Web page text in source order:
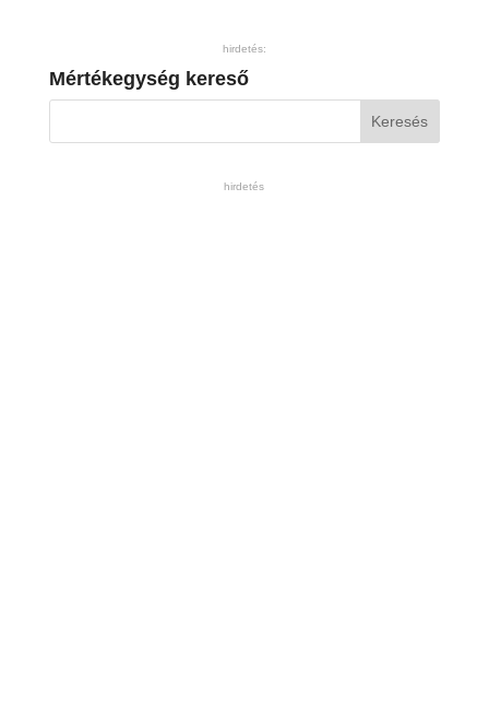
hirdetés:
Mértékegység kereső
hirdetés